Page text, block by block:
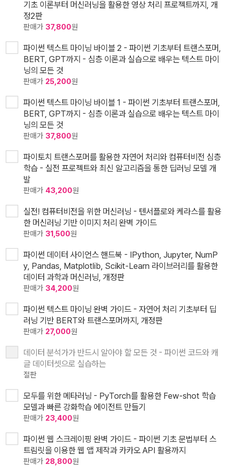
기초 이론부터 머신러닝을 활용한 영상 처리 프로젝트까지, 개
정2판
판매가 37,800원
파이썬 텍스트 마이닝 바이블 2 - 파이썬 기초부터 트랜스포머,
BERT, GPT까지 - 심층 이론과 실습으로 배우는 텍스트 마이
닝의 모든 것
판매가 25,200원
파이썬 텍스트 마이닝 바이블 1 - 파이썬 기초부터 트랜스포머,
BERT, GPT까지 - 심층 이론과 실습으로 배우는 텍스트 마이
닝의 모든 것
판매가 37,800원
파이토치 트랜스포머를 활용한 자연어 처리와 컴퓨터비전 심층
학습 - 실전 프로젝트와 최신 알고리즘을 통한 딥러닝 모델 개
발
판매가 43,200원
실전! 컴퓨터비전을 위한 머신러닝 - 텐서플로와 케라스를 활용
한 머신러닝 기반 이미지 처리 완벽 가이드
판매가 31,500원
파이썬 데이터 사이언스 핸드북 - IPython, Jupyter, NumP
y, Pandas, Matplotlib, Scikit-Learn 라이브러리를 활용한
데이터 과학과 머신러닝, 개정판
판매가 34,200원
파이썬 텍스트 마이닝 완벽 가이드 - 자연어 처리 기초부터 딥
러닝 기반 BERT와 트랜스포머까지, 개정판
판매가 27,000원
데이터 분석가가 반드시 알아야 할 모든 것 - 파이썬 코드와 캐
글 데이터셋으로 실습하는
절판
모두를 위한 메타러닝 - PyTorch를 활용한 Few-shot 학습
모델과 빠른 강화학습 에이전트 만들기
판매가 23,400원
파이썬 웹 스크레이핑 완벽 가이드 - 파이썬 기초 문법부터 스
트림릿을 이용한 웹 앱 제작과 카카오 API 활용까지
판매가 28,800원